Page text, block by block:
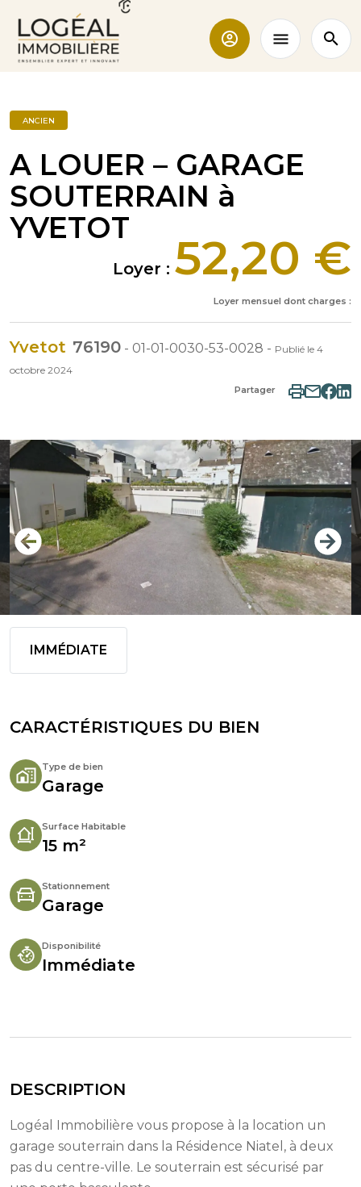
ANCIEN
A LOUER – GARAGE
SOUTERRAIN à
YVETOT
Loyer : 52,20 €
Loyer mensuel dont charges :
Yvetot 76190 - 01-01-0030-53-0028 - Publié le 4
octobre 2024
Partager
IMMÉDIATE
CARACTÉRISTIQUES DU BIEN
Type de bien
Garage
Surface Habitable
15 m²
Stationnement
Garage
Disponibilité
Immédiate
DESCRIPTION
Logéal Immobilière vous propose à la location un
garage souterrain dans la Résidence Niatel, à deux
pas du centre-ville. Le souterrain est sécurisé par